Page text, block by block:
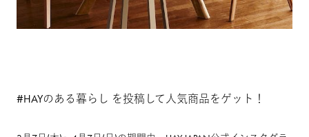
#HAYのある暮らし を投稿して人気商品をゲット！